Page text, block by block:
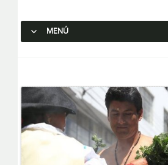
MENÚ